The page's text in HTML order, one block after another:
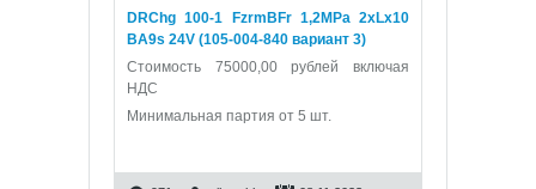
DRChg 100-1 FzrmBFr 1,2МРа 2xLx10
BA9s 24V (105-004-840 вариант 3)
Стоимость 75000,00 рублей включая
НДС
Минимальная партия от 5 шт.